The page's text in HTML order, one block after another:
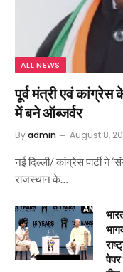
ALL NEWS
पूर्व मंत्री एवं कांग्रेस
में बने ऑब्जर्वर
Byadmin August 8,
नई दिल्ली/ कांग्रेस पार्टी ने
राजस्थान के…